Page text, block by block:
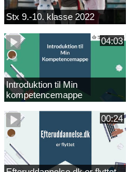
Stx 9.-10. klasse 2022
04:03
Introduktion til Min
kompetencemappe
00:24